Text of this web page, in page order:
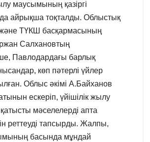
маусымының қазіргі
айрықша тоқталды. Облыстық
және ТҮКШ басқармасының
Салхановтың
Павлодардағы барлық
көп пәтерлі үйлер
Облыс әкімі А.Байханов
ескеріп, үйішілік жылу
мәселелерді апта
реттеуді тапсырды. Жалпы,
басында мұндай